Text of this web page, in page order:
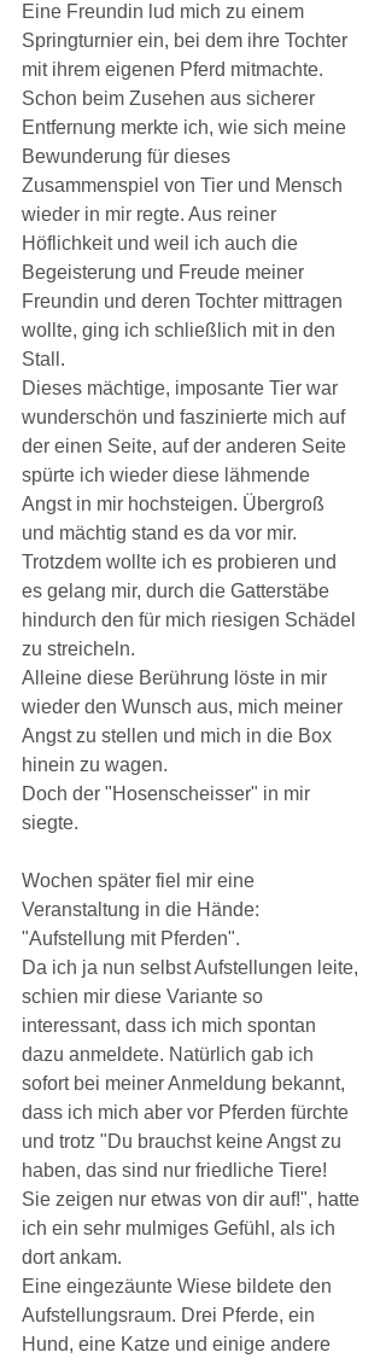
Eine Freundin lud mich zu einem
Springturnier ein, bei dem ihre Tochter
mit ihrem eigenen Pferd mitmachte.
Schon beim Zusehen aus sicherer
Entfernung merkte ich, wie sich meine
Bewunderung für dieses
Zusammenspiel von Tier und Mensch
wieder in mir regte. Aus reiner
Höflichkeit und weil ich auch die
Begeisterung und Freude meiner
Freundin und deren Tochter mittragen
wollte, ging ich schließlich mit in den
Stall.
Dieses mächtige, imposante Tier war
wunderschön und faszinierte mich auf
der einen Seite, auf der anderen Seite
spürte ich wieder diese lähmende
Angst in mir hochsteigen. Übergroß
und mächtig stand es da vor mir.
Trotzdem wollte ich es probieren und
es gelang mir, durch die Gatterstäbe
hindurch den für mich riesigen Schädel
zu streicheln.
Alleine diese Berührung löste in mir
wieder den Wunsch aus, mich meiner
Angst zu stellen und mich in die Box
hinein zu wagen.
Doch der "Hosenscheisser" in mir
siegte.
Wochen später fiel mir eine
Veranstaltung in die Hände:
"Aufstellung mit Pferden".
Da ich ja nun selbst Aufstellungen leite,
schien mir diese Variante so
interessant, dass ich mich spontan
dazu anmeldete. Natürlich gab ich
sofort bei meiner Anmeldung bekannt,
dass ich mich aber vor Pferden fürchte
und trotz "Du brauchst keine Angst zu
haben, das sind nur friedliche Tiere!
Sie zeigen nur etwas von dir auf!", hatte
ich ein sehr mulmiges Gefühl, als ich
dort ankam.
Eine eingezäunte Wiese bildete den
Aufstellungsraum. Drei Pferde, ein
Hund, eine Katze und einige andere